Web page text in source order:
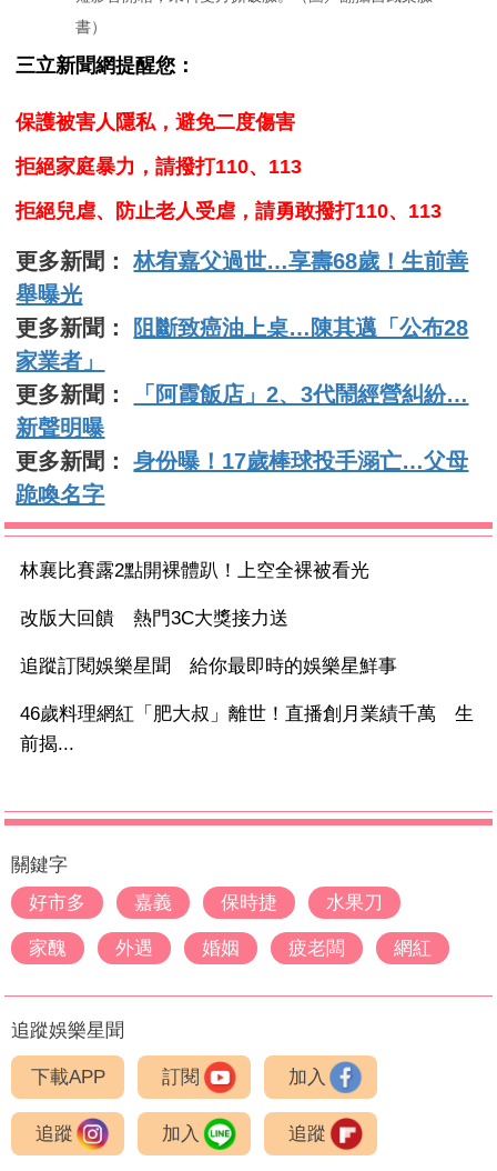
書）
三立新聞網提醒您：
保護被害人隱私，避免二度傷害
拒絕家庭暴力，請撥打110、113
拒絕兒虐、防止老人受虐，請勇敢撥打110、113
更多新聞：林宥嘉父過世…享壽68歲！生前善
舉曝光
更多新聞：
阻斷致癌油上桌…陳其邁「公布28
家業者」
更多新聞：
「阿霞飯店」2、3代鬧經營糾紛…
新聲明曝
更多新聞：身份曝！17歲棒球投手溺亡…父母
跪喚名字
林襄比賽露2點開裸體趴！上空全裸被看光
改版大回饋 熱門3C大獎接力送
追蹤訂閱娛樂星聞 給你最即時的娛樂星鮮事
46歲料理網紅「肥大叔」離世！直播創月業績千萬 生
前揭...
關鍵字
好市多
嘉義 保時捷 水果刀
家醜 外遇 婚姻 疲老闆 網紅
追蹤娛樂星聞
下載APP 訂閱 加入
追蹤 加入 追蹤